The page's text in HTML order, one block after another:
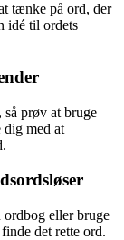
tænke på ord, der
idé til ordets
prøv at bruge
med at
eller bruge
det rette ord.